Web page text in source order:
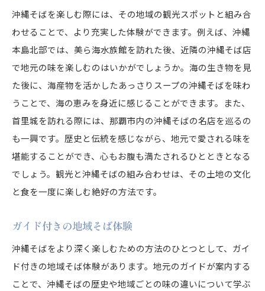
沖縄そばを楽しむ際には、その地域の観光スポットと組み合
わせることで、より充実した体験ができます。例えば、沖縄
本島北部では、美ら海水族館を訪れた後、近隣の沖縄そば店
で地元の味を楽しむのはいかがでしょうか。海の生き物を見
た後に、海産物を活かしたあっさりスープの沖縄そばを味わ
うことで、海の恵みを身近に感じることができます。また、
首里城を訪れる際には、那覇市内の沖縄そばの名店を巡るの
も一興です。歴史と伝統を感じながら、地元で愛される味を
堪能することができ、心もお腹も満たされるひとときとなる
でしょう。観光と沖縄そばの組み合わせは、その土地の文化
と食を一度に楽しむ絶好の方法です。
ガイド付きの地域そば体験
沖縄そばをより深く楽しむための方法のひとつとして、ガイ
ド付きの地域そば体験があります。地元のガイドが案内する
ことで、沖縄そばの歴史や地域ごとの味の違いについて学ぶ